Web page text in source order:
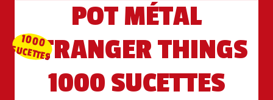
1000
SUCETTES
POT MÉTAL
STRANGER THINGS
1000 SUCETTES